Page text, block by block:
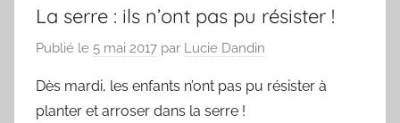
La serre : ils n’ont pas pu résister !
Publié le 5 mai 2017 par Lucie Dandin
Dès mardi, les enfants n’ont pas pu résister à
planter et arroser dans la serre !